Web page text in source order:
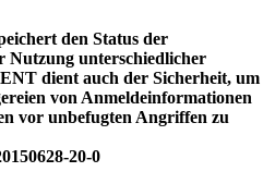
den Status der
Nutzung unterschiedlicher
dient auch der Sicherheit, um
von Anmeldeinformationen
vor unbefugten Angriffen zu
20-0